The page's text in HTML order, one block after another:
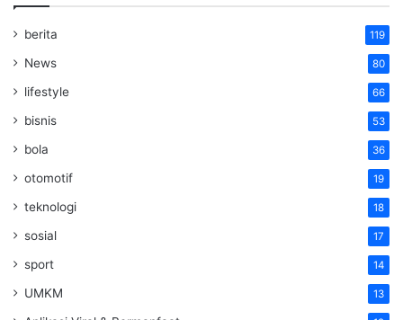
berita 119
News 80
lifestyle 66
bisnis 53
bola 36
otomotif 19
teknologi 18
sosial 17
sport 14
UMKM 13